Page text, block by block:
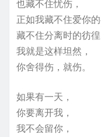
也藏不住忧伤，
正如我藏不住爱你的
藏不住分离时的彷徨
我就是这样坦然，
你舍得伤，就伤。
如果有一天，
你要离开我，
我不会留你，